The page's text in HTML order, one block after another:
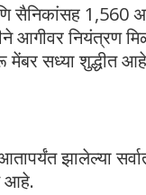
1,560
आगीवर नियंत्रण
सध्या शुद्धीत
झालेल्या
आहे.